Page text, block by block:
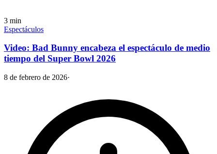
3 min
Espectáculos
Video: Bad Bunny encabeza el espectáculo de medio
tiempo del Super Bowl 2026
8 de febrero de 2026·